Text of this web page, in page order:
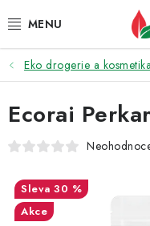
na
POTRAVINY
OŘECHY A SUŠENÉ
SNACKY
NÁPOJE
Eko drogerie a kosmetika
Ecorai
30 %
Akce